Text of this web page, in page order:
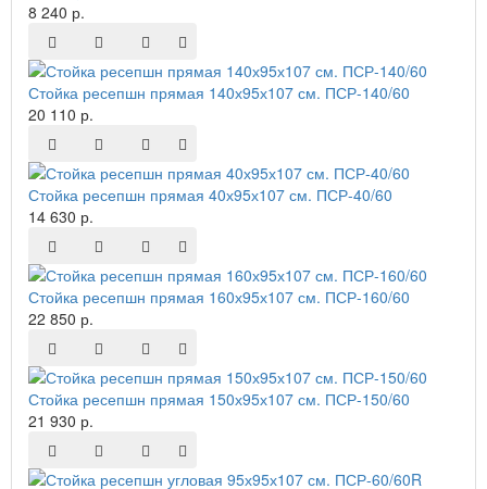
8 240 р.
Стойка ресепшн прямая 140х95х107 см. ПСР-140/60
20 110 р.
Стойка ресепшн прямая 40х95х107 см. ПСР-40/60
14 630 р.
Стойка ресепшн прямая 160х95х107 см. ПСР-160/60
22 850 р.
Стойка ресепшн прямая 150х95х107 см. ПСР-150/60
21 930 р.